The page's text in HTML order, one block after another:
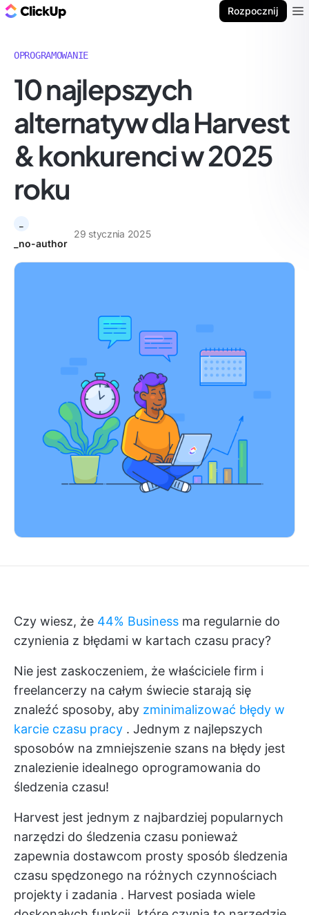
Rozpocznij
OPROGRAMOWANIE
10 najlepszych
alternatyw dla Harvest
& konkurenci w 2025
roku
_no-author
29 stycznia 2025
Czy wiesz, że 44% Business ma regularnie do
czynienia z błędami w kartach czasu pracy?
Nie jest zaskoczeniem, że właściciele firm i
freelancerzy na całym świecie starają się
znaleźć sposoby, aby zminimalizować błędy w
karcie czasu pracy . Jednym z najlepszych
sposobów na zmniejszenie szans na błędy jest
znalezienie idealnego oprogramowania do
śledzenia czasu!
Harvest jest jednym z najbardziej popularnych
narzędzi do śledzenia czasu ponieważ
zapewnia dostawcom prosty sposób śledzenia
czasu spędzonego na różnych czynnościach
projekty i zadania . Harvest posiada wiele